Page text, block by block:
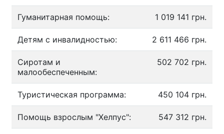
Гуманитарная помощь: 1 019 141 грн.
Детям с инвалидностью: 2 611 466 грн.
Сиротам и
малообеспеченным:
502 702 грн.
Туристическая программа: 450 104 грн.
Помощь взрослым "Хелпус": 547 312 грн.